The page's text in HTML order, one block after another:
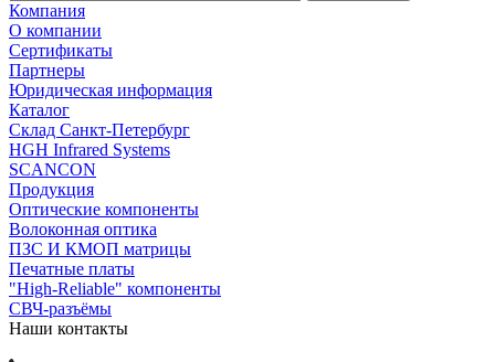
Компания
О компании
Сертификаты
Партнеры
Юридическая информация
Каталог
Cклад Санкт-Петербург
HGH Infrared Systems
SCANCON
Продукция
Оптические компоненты
Волоконная оптика
ПЗС И КМОП матрицы
Печатные платы
"High-Reliable" компоненты
СВЧ-разъёмы
Наши контакты